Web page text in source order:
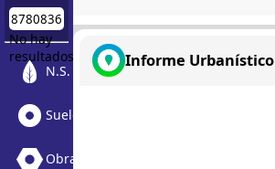
No hay
resultados
N.S. Medioambiental
Suelo Vacante + Obras
Obras
Informe Urbanístico